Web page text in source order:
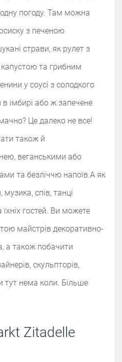
погоду. Там можна
з печеною
страви, як рулет з
та грибним
у соусі з солодкого
імбирі або ж запечене
Це далеко не все!
також й
веганськими або
та безліччю напоїв.‌‌‌‌А як
спів, танці
гостей. Ви можете
майстрів декоративно-
а також побачити
скульпторів,
тут нема коли. Більше
Zitadelle